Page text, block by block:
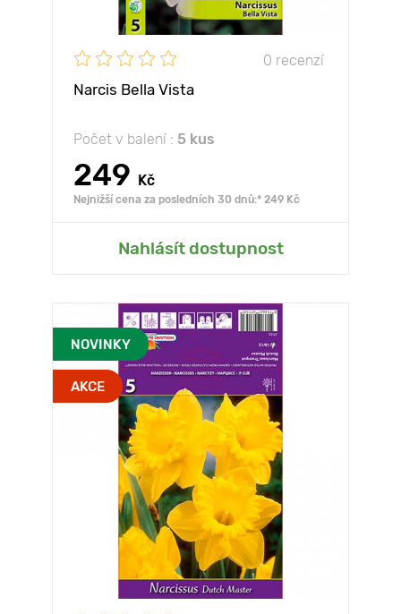
0 recenzí
Narcis Bella Vista
Počet v balení : 5 kus
249 Kč
Nejnižší cena za posledních 30 dnů:* 249 Kč
Nahlásít dostupnost
NOVINKY
AKCE